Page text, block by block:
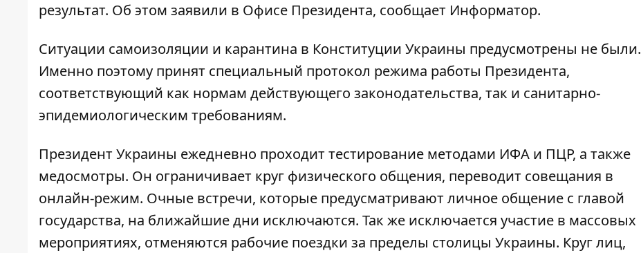
результат. Об этом заявили в Офисе Президента, сообщает Информатор.
Ситуации самоизоляции и карантина в Конституции Украины предусмотрены не были.
Именно поэтому принят специальный протокол режима работы Президента,
соответствующий как нормам действующего законодательства, так и санитарно-
эпидемиологическим требованиям.
Президент Украины ежедневно проходит тестирование методами ИФА и ПЦР, а также
медосмотры. Он ограничивает круг физического общения, переводит совещания в
онлайн-режим. Очные встречи, которые предусматривают личное общение с главой
государства, на ближайшие дни исключаются. Так же исключается участие в массовых
мероприятиях, отменяются рабочие поездки за пределы столицы Украины. Круг лиц,